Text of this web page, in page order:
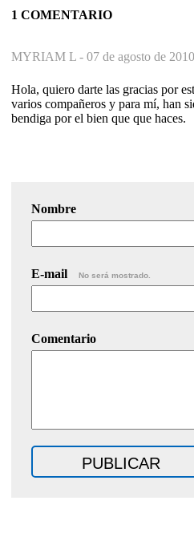
1 COMENTARIO
MYRIAM L - 07 de agosto de
Hola, quiero darte las gracias por
varios compañeros y para mí, han
bendiga por el bien que que haces.
Nombre
E-mail No será mostrado.
Comentario